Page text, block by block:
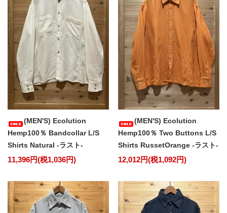
(MEN'S) Ecolution
Hemp100％ Bandcollar L/S
Shirts Natural -ラスト-
11,396円(税1,036円)
(MEN'S) Ecolution
Hemp100％ Two Buttons L/S
Shirts RussetOrange -ラスト-
12,012円(税1,092円)